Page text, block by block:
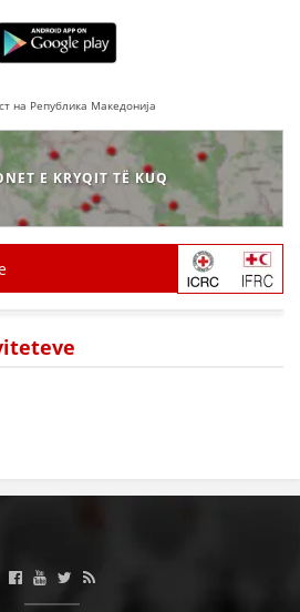
I OPINIONIT PUBLIK
MARRËVESHJE
PROJEKTE
PËR KËRKIM
PREVENTIVE
на Република Македонија
E KRYQIT TË KUQ